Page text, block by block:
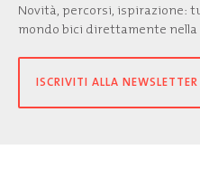
Novità, percorsi, ispirazione:
mondo bici direttamente nella
ISCRIVITI ALLA NEWSLETTER